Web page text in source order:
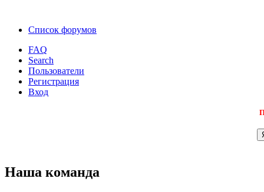
Список форумов
FAQ
Search
Пользователи
Регистрация
Вход
Наша команда